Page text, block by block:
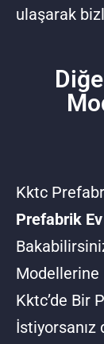
ulaşarak
Kktc
Prefabrik Ev
Modellerine
Kktc’de Bir
İstiyorsanız